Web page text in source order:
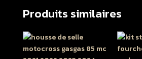
Produits similaires